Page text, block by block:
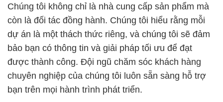
Chúng tôi không chỉ là nhà cung cấp sản phẩm mà
còn là đối tác đồng hành. Chúng tôi hiểu rằng mỗi
dự án là một thách thức riêng, và chúng tôi sẽ đảm
bảo bạn có thông tin và giải pháp tối ưu để đạt
được thành công. Đội ngũ chăm sóc khách hàng
chuyên nghiệp của chúng tôi luôn sẵn sàng hỗ trợ
bạn trên mọi hành trình phát triển.